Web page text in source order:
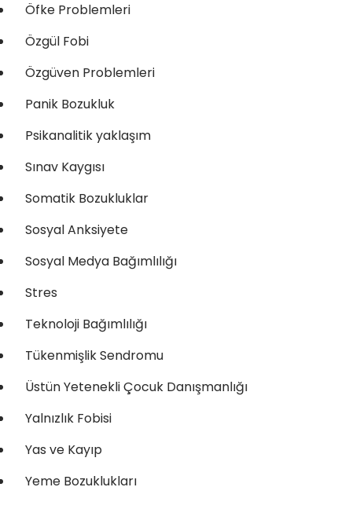
Öfke Problemleri
Özgül Fobi
Özgüven Problemleri
Panik Bozukluk
Psikanalitik yaklaşım
Sınav Kaygısı
Somatik Bozukluklar
Sosyal Anksiyete
Sosyal Medya Bağımlılığı
Stres
Teknoloji Bağımlılığı
Tükenmişlik Sendromu
Üstün Yetenekli Çocuk Danışmanlığı
Yalnızlık Fobisi
Yas ve Kayıp
Yeme Bozuklukları